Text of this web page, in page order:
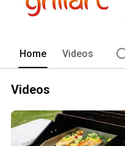
Home Videos
Videos